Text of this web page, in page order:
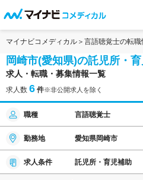
マイナビコメディカル 言語聴覚士の転職
岡崎市(愛知県)の託児所・
求人・転職・募集情報一覧
求人数 6 件※非公開求人を除く
職種 言語聴覚士
勤務地 愛知県岡崎市
求人条件 託児所・育児補助